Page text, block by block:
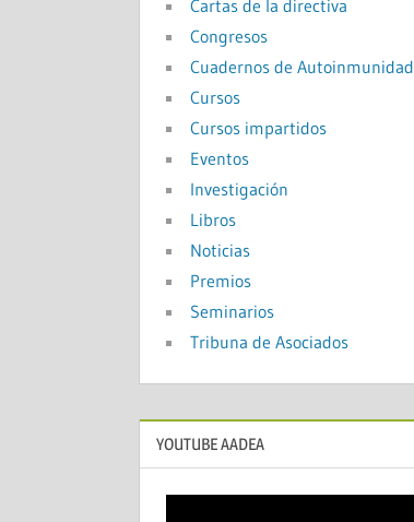
Cartas de la directiva
Congresos
Cuadernos de Autoinmunidad
Cursos
Cursos impartidos
Eventos
Investigación
Libros
Noticias
Premios
Seminarios
Tribuna de Asociados
YOUTUBE AADEA